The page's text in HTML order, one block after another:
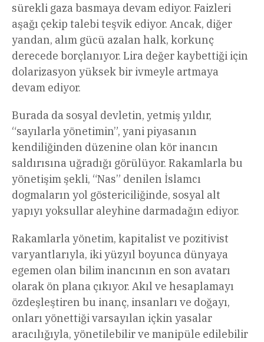
sürekli gaza basmaya devam ediyor. Faizleri
aşağı çekip talebi teşvik ediyor. Ancak, diğer
yandan, alım gücü azalan halk, korkunç
derecede borçlanıyor. Lira değer kaybettiği için
dolarizasyon yüksek bir ivmeyle artmaya
devam ediyor.
Burada da sosyal devletin, yetmiş yıldır,
“sayılarla yönetimin”, yani piyasanın
kendiliğinden düzenine olan kör inancın
saldırısına uğradığı görülüyor. Rakamlarla bu
yönetişim şekli, “Nas” denilen İslamcı
dogmaların yol göstericiliğinde, sosyal alt
yapıyı yoksullar aleyhine darmadağın ediyor.
Rakamlarla yönetim, kapitalist ve pozitivist
varyantlarıyla, iki yüzyıl boyunca dünyaya
egemen olan bilim inancının en son avatarı
olarak ön plana çıkıyor. Akıl ve hesaplamayı
özdeşleştiren bu inanç, insanları ve doğayı,
onları yönettiği varsayılan içkin yasalar
aracılığıyla, yönetilebilir ve manipüle edilebilir